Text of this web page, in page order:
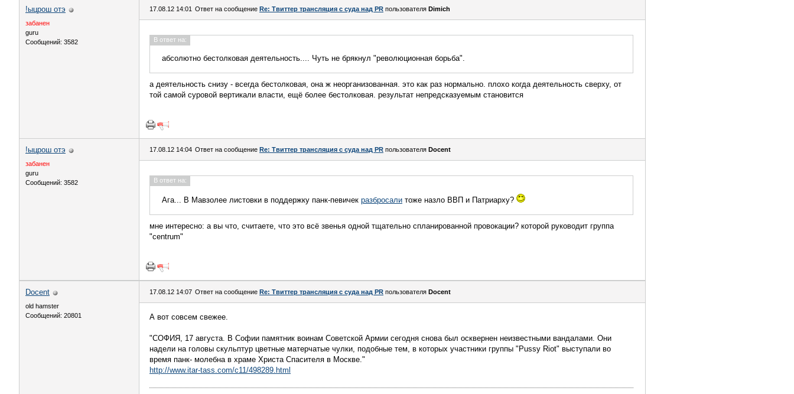
!ыцрош отэ
забанен
guru
Сообщений: 3582
17.08.12 14:01 Ответ на сообщение Re: Твиттер трансляция с суда над PR пользователя Dimich
В ответ на:
абсолютно бестолковая деятельность.... Чуть не брякнул "революционная борьба".
а деятельность снизу - всегда бестолковая, она ж неорганизованная. это как раз нормально. плохо когда деятельность сверху, от
той самой суровой вертикали власти, ещё более бестолковая. результат непредсказуемым становится
!ыцрош отэ
забанен
guru
Сообщений: 3582
17.08.12 14:04 Ответ на сообщение Re: Твиттер трансляция с суда над PR пользователя Docent
В ответ на:
Ага... В Мавзолее листовки в поддержку панк-певичек разбросали тоже назло ВВП и Патриарху?
мне интересно: а вы что, считаете, что это всё звенья одной тщательно спланированной провокации? которой руководит группа
"centrum"
Docent
old hamster
Сообщений: 20801
17.08.12 14:07 Ответ на сообщение Re: Твиттер трансляция с суда над PR пользователя Docent
А вот совсем свежее.
"СОФИЯ, 17 августа. В Софии памятник воинам Советской Армии сегодня снова был осквернен неизвестными вандалами. Они
надели на головы скульптур цветные матерчатые чулки, подобные тем, в которых участники группы "Pussy Riot" выступали во
время панк- молебна в храме Христа Спасителя в Москве."
http://www.itar-tass.com/c11/498289.html